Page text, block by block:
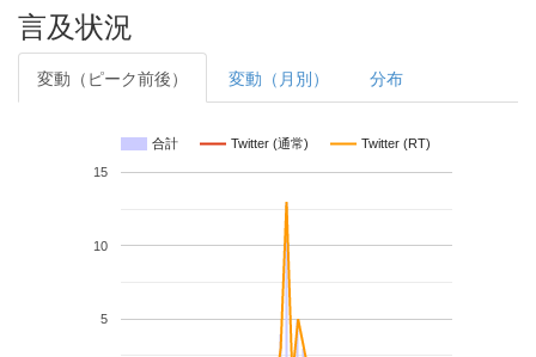
言及状況
変動（ピーク前後） 変動（月別） 分布
合計 Twitter (通常) Twitter (RT)
5
10
15